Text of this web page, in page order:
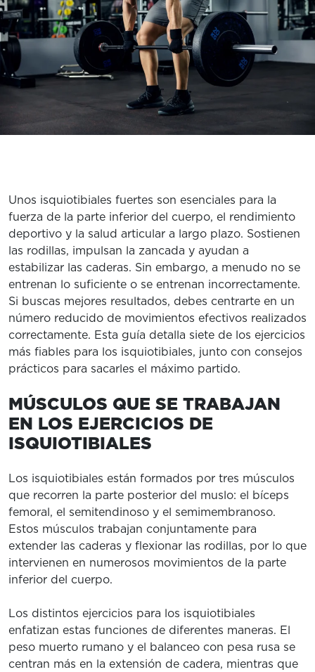
CARRERAS
MI CUENTA
PREGUNTAS FRECUENTES
Unos isquiotibiales fuertes son esenciales para la
fuerza de la parte inferior del cuerpo, el rendimiento
deportivo y la salud articular a largo plazo. Sostienen
las rodillas, impulsan la zancada y ayudan a
estabilizar las caderas. Sin embargo, a menudo no se
entrenan lo suficiente o se entrenan incorrectamente.
Si buscas mejores resultados, debes centrarte en un
número reducido de movimientos efectivos realizados
correctamente. Esta guía detalla siete de los ejercicios
más fiables para los isquiotibiales, junto con consejos
prácticos para sacarles el máximo partido.
MÚSCULOS QUE SE TRABAJAN
EN LOS EJERCICIOS DE
ISQUIOTIBIALES
Los isquiotibiales están formados por tres músculos
que recorren la parte posterior del muslo: el bíceps
femoral, el semitendinoso y el semimembranoso.
Estos músculos trabajan conjuntamente para
extender las caderas y flexionar las rodillas, por lo que
intervienen en numerosos movimientos de la parte
inferior del cuerpo.
Los distintos ejercicios para los isquiotibiales
enfatizan estas funciones de diferentes maneras. El
peso muerto rumano y el balanceo con pesa rusa se
centran más en la extensión de cadera, mientras que